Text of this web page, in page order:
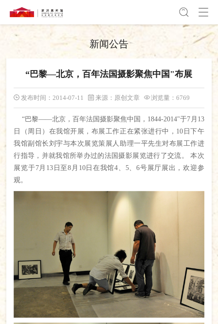
新闻公告
“巴黎—北京，百年法国摄影聚焦中国"布展
发布时间：2014-07-11 来源：原创文章 浏览量：6769
“巴黎——北京，百年法国摄影聚焦中国，1844-2014"于7月13
日（周日）在我馆开展，布展工作正在紧张进行中，10日下午
我馆副馆长刘宇与本次展览策展人助理一平先生对布展工作进
行指导，并就我馆所举办过的法国摄影展览进行了交流。 本次
展览于7月13日至8月10日在我馆4、5、6号展厅展出，欢迎参
观。